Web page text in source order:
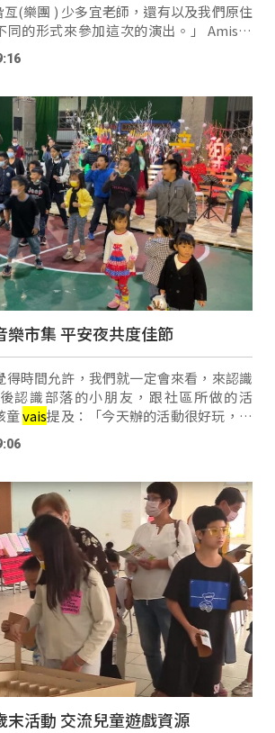
(樂團 ) 少多宜老師，還有以及我們原住
的形式來參加這次的演出。」 Amis旮
及：「我很開心今天參加WE ARE，WE
語意上就是 …
樂市集 平安夜共度佳節
時間允許，我們就一定會來看，來認識
認識部落的小朋友，跟社區所做的活
童vais提及：「今天辦的活動很好玩，可
以聽到好聽的歌。」 攤商阮豐娘補
就好了，主要就是 …
末活動 交流兒童遊戲資源